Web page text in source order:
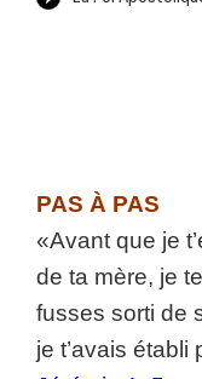
PAS À PAS
«Avant que je
de ta mère, je
fusses sorti de
je t’avais